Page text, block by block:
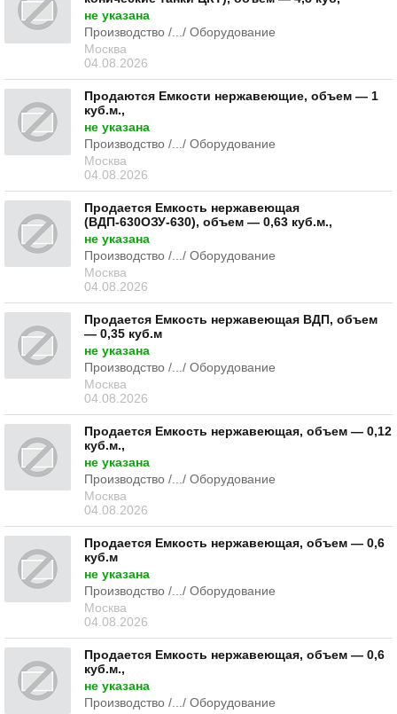
не указана
Производство /.../ Оборудование
Москва
04.08.2026
Продаются Емкости нержавеющие, объем — 1
куб.м.,
не указана
Производство /.../ Оборудование
Москва
04.08.2026
Продается Емкость нержавеющая
(ВДП-630ОЗУ-630), объем — 0,63 куб.м.,
не указана
Производство /.../ Оборудование
Москва
04.08.2026
Продается Емкость нержавеющая ВДП, объем
— 0,35 куб.м
не указана
Производство /.../ Оборудование
Москва
04.08.2026
Продается Емкость нержавеющая, объем — 0,12
куб.м.,
не указана
Производство /.../ Оборудование
Москва
04.08.2026
Продается Емкость нержавеющая, объем — 0,6
куб.м
не указана
Производство /.../ Оборудование
Москва
04.08.2026
Продается Емкость нержавеющая, объем — 0,6
куб.м.,
не указана
Производство /.../ Оборудование